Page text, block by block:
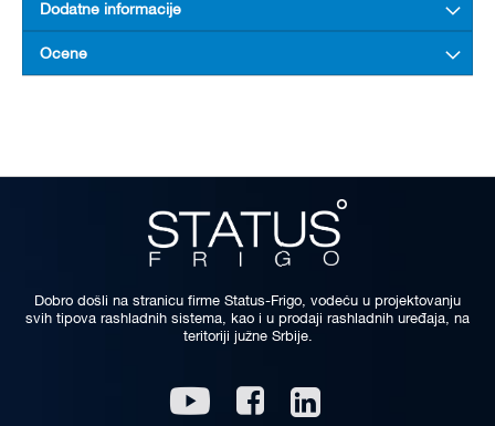
Dodatne informacije
Ocene
Dobro došli na stranicu firme Status-Frigo, vodeću u projektovanju
svih tipova rashladnih sistema, kao i u prodaji rashladnih uređaja, na
teritoriji južne Srbije.
Youtube Facebook